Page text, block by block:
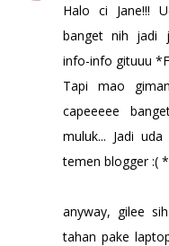
Halo ci Jane!!!
banget nih jadi
info-info gituuu
Tapi mao
capeeeee
muluk... Jadi
temen blogger :(
anyway, gilee
tahan pake